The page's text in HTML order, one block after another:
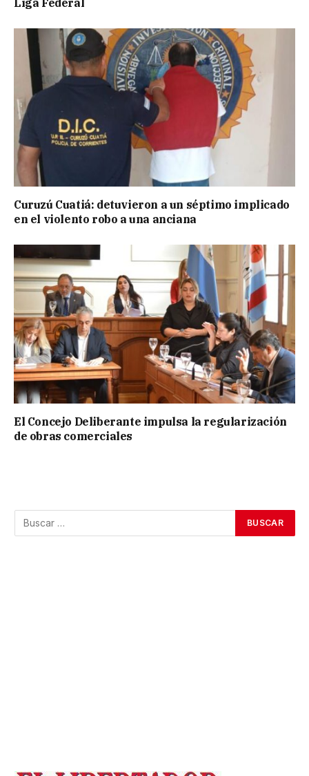
Curuzú Cuatiá: detuvieron a un séptimo implicado
en el violento robo a una anciana
El Concejo Deliberante impulsa la regularización
de obras comerciales